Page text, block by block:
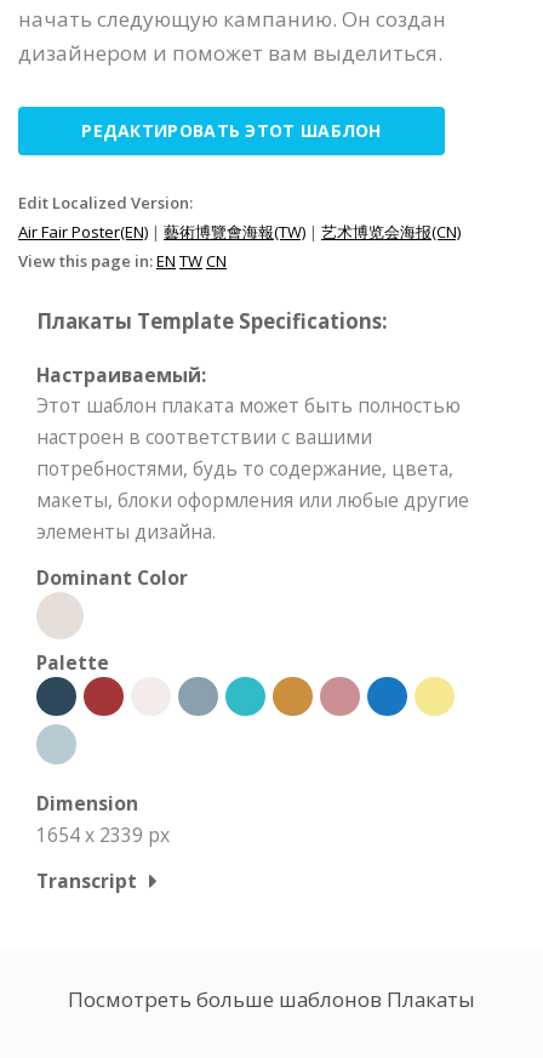
начать следующую кампанию. Он создан
дизайнером и поможет вам выделиться.
РЕДАКТИРОВАТЬ ЭТОТ ШАБЛОН
Edit Localized Version:
Air Fair Poster(EN) | 藝術博覽會海報(TW) | 艺术博览会海报(CN)
View this page in:EN TWCN
Плакаты Template Specifications:
Настраиваемый:
Этот шаблон плаката может быть полностью
настроен в соответствии с вашими
потребностями, будь то содержание, цвета,
макеты, блоки оформления или любые другие
элементы дизайна.
Dominant Color
Palette
Dimension
1654 x 2339 px
Transcript
Посмотреть больше шаблонов Плакаты